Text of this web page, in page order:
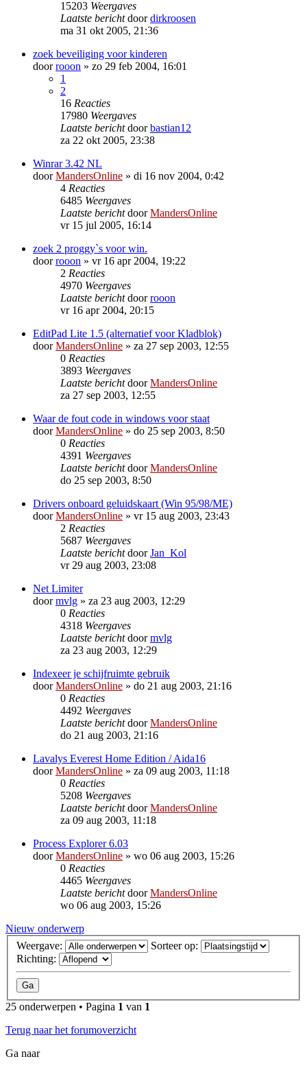
15203 Weergaves
Laatste berichtdoordirkroosen
ma 31 okt 2005, 21:36
zoek beveiliging voor kinderen
doorrooon » zo 29 feb 2004, 16:01
1
2
16 Reacties
17980 Weergaves
Laatste berichtdoorbastian12
za 22 okt 2005, 23:38
Winrar 3.42 NL
doorMandersOnline » di 16 nov 2004, 0:42
4 Reacties
6485 Weergaves
Laatste berichtdoorMandersOnline
vr 15 jul 2005, 16:14
zoek 2 proggy`s voor win.
doorrooon » vr 16 apr 2004, 19:22
2 Reacties
4970 Weergaves
Laatste berichtdoorrooon
vr 16 apr 2004, 20:15
EditPad Lite 1.5 (alternatief voor Kladblok)
doorMandersOnline » za 27 sep 2003, 12:55
0 Reacties
3893 Weergaves
Laatste berichtdoorMandersOnline
za 27 sep 2003, 12:55
Waar de fout code in windows voor staat
doorMandersOnline » do 25 sep 2003, 8:50
0 Reacties
4391 Weergaves
Laatste berichtdoorMandersOnline
do 25 sep 2003, 8:50
Drivers onboard geluidskaart (Win 95/98/ME)
doorMandersOnline » vr 15 aug 2003, 23:43
2 Reacties
5687 Weergaves
Laatste berichtdoorJan_Kol
vr 29 aug 2003, 23:08
Net Limiter
doormvlg » za 23 aug 2003, 12:29
0 Reacties
4318 Weergaves
Laatste berichtdoormvlg
za 23 aug 2003, 12:29
Indexeer je schijfruimte gebruik
doorMandersOnline » do 21 aug 2003, 21:16
0 Reacties
4492 Weergaves
Laatste berichtdoorMandersOnline
do 21 aug 2003, 21:16
Lavalys Everest Home Edition / Aida16
doorMandersOnline » za 09 aug 2003, 11:18
0 Reacties
5208 Weergaves
Laatste berichtdoorMandersOnline
za 09 aug 2003, 11:18
Process Explorer 6.03
doorMandersOnline » wo 06 aug 2003, 15:26
0 Reacties
4465 Weergaves
Laatste berichtdoorMandersOnline
wo 06 aug 2003, 15:26
Nieuw onderwerp
Weergave:
Sorteer op:
Richting:
25 onderwerpen • Pagina 1 van 1
Terug naar het forumoverzicht
Ga naar